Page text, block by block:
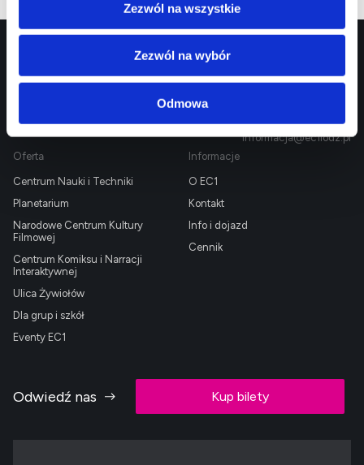
Zezwól na wszystkie
Zezwól na wybór
Odmowa
EC1 Łódź - Miasto
Kultury
42 600 61 00
Rezerwacje:
informacja@ec1lodz.pl
Oferta
Centrum Nauki i Techniki
Planetarium
Narodowe Centrum Kultury
Filmowej
Centrum Komiksu i Narracji
Interaktywnej
Ulica Żywiołów
Dla grup i szkół
Eventy EC1
Informacje
O EC1
Kontakt
Info i dojazd
Cennik
Odwiedź nas Kup bilety